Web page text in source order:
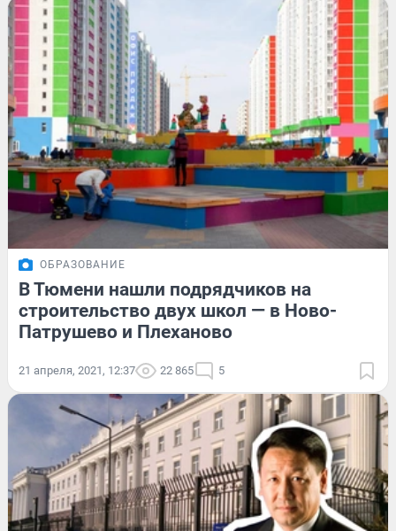
ОБРАЗОВАНИЕ
В Тюмени нашли подрядчиков на
строительство двух школ — в Ново-
Патрушево и Плеханово
21 апреля, 2021, 12:37 22 865 5